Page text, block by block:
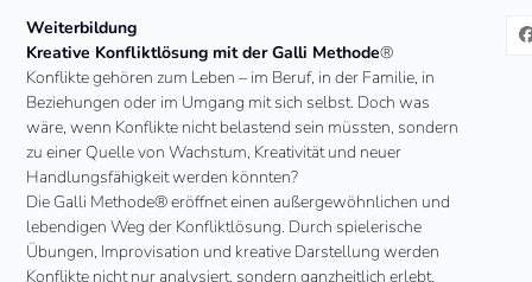
Weiterbildung
Kreative Konfliktlösung mit der Galli Methode®
Konflikte gehören zum Leben – im Beruf, in der Familie, in
Beziehungen oder im Umgang mit sich selbst. Doch was
wäre, wenn Konflikte nicht belastend sein müssten, sondern
zu einer Quelle von Wachstum, Kreativität und neuer
Handlungsfähigkeit werden könnten?
Die Galli Methode® eröffnet einen außergewöhnlichen und
lebendigen Weg der Konfliktlösung. Durch spielerische
Übungen, Improvisation und kreative Darstellung werden
Konflikte nicht nur analysiert, sondern ganzheitlich erlebt.